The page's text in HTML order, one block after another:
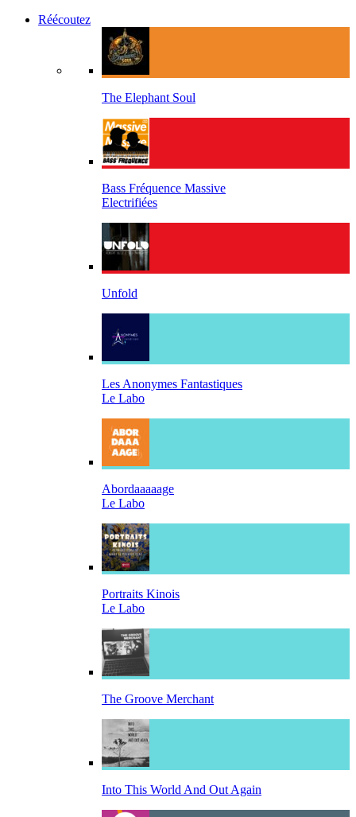
Réécoutez
The Elephant Soul
Bass Fréquence Massive
Electrifiées
Unfold
Les Anonymes Fantastiques
Le Labo
Abordaaaaage
Le Labo
Portraits Kinois
Le Labo
The Groove Merchant
Into This World And Out Again